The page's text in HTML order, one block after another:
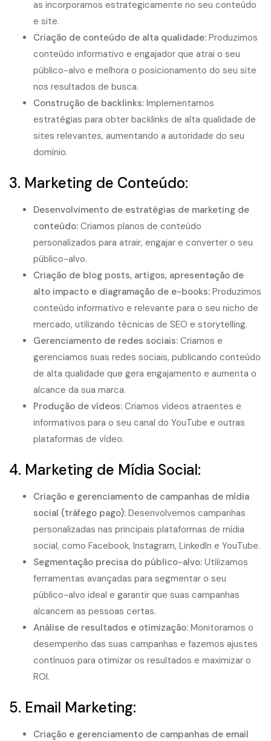
as incorporamos estrategicamente no seu conteúdo
e site.
Criação de conteúdo de alta qualidade: Produzimos
conteúdo informativo e engajador que atrai o seu
público-alvo e melhora o posicionamento do seu site
nos resultados de busca.
Construção de backlinks: Implementamos
estratégias para obter backlinks de alta qualidade de
sites relevantes, aumentando a autoridade do seu
domínio.
3. Marketing de Conteúdo:
Desenvolvimento de estratégias de marketing de
conteúdo: Criamos planos de conteúdo
personalizados para atrair, engajar e converter o seu
público-alvo.
Criação de blog posts, artigos, apresentação de
alto impacto e diagramação de e-books: Produzimos
conteúdo informativo e relevante para o seu nicho de
mercado, utilizando técnicas de SEO e storytelling.
Gerenciamento de redes sociais: Criamos e
gerenciamos suas redes sociais, publicando conteúdo
de alta qualidade que gera engajamento e aumenta o
alcance da sua marca.
Produção de vídeos: Criamos vídeos atraentes e
informativos para o seu canal do YouTube e outras
plataformas de vídeo.
4. Marketing de Mídia Social:
Criação e gerenciamento de campanhas de mídia
social (tráfego pago): Desenvolvemos campanhas
personalizadas nas principais plataformas de mídia
social, como Facebook, Instagram, LinkedIn e YouTube.
Segmentação precisa do público-alvo: Utilizamos
ferramentas avançadas para segmentar o seu
público-alvo ideal e garantir que suas campanhas
alcancem as pessoas certas.
Análise de resultados e otimização: Monitoramos o
desempenho das suas campanhas e fazemos ajustes
contínuos para otimizar os resultados e maximizar o
ROI.
5. Email Marketing:
Criação e gerenciamento de campanhas de email